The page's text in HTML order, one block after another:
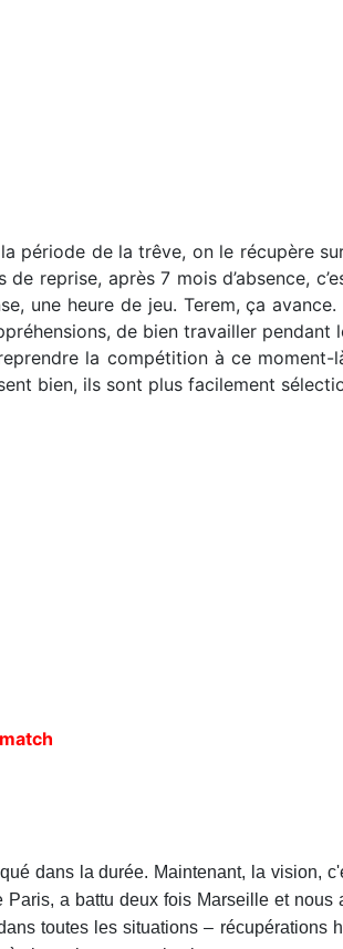
période de la trêve, on le récupère
de reprise, après 7 mois d’absence,
heure de jeu. Terem, ça avance.
de bien travailler pendant
la compétition à ce
bien, ils sont plus facilement
dans la durée. Maintenant, la vision,
a battu deux fois Marseille et
toutes les situations – récupérations